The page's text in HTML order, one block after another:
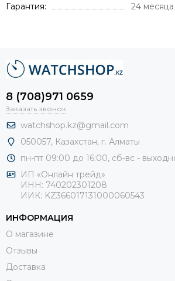
Гарантия 24 месяца
8 (708)971 0659
Заказать звонок
watchshop.kz@gmail.com
050057, Казахстан, г. Алматы
пн-пт 09:00 до 16:00, сб-вс -
ИП «Онлайн трейд»
ИНН: 740202301208
ИИК: KZ366017131000060543
ИНФОРМАЦИЯ
О магазине
Отзывы
Доставка